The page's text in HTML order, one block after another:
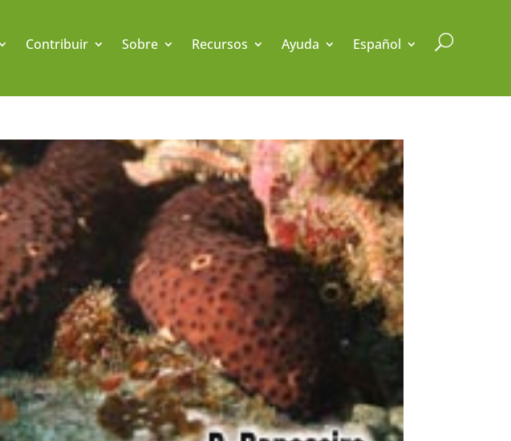
Contribuir Sobre Recursos Ayuda Español U